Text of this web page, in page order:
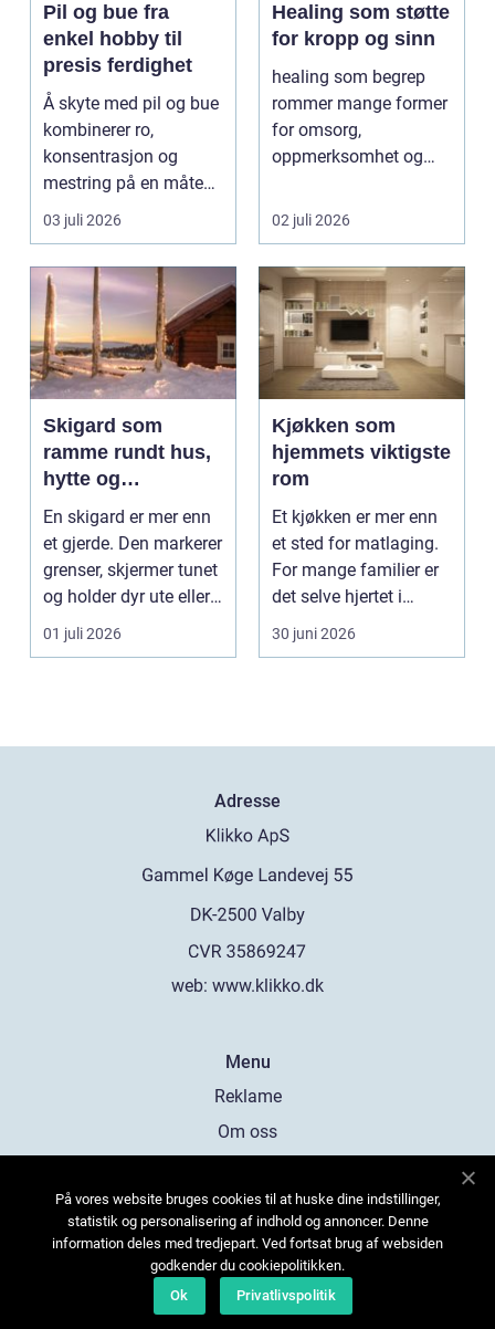
Pil og bue fra
enkel hobby til
presis ferdighet
Å skyte med pil og bue
kombinerer ro,
konsentrasjon og
mestring på en måte
få andre aktiviteter
gjør...
03 juli 2026
Healing som støtte
for kropp og sinn
healing som begrep
rommer mange former
for omsorg,
oppmerksomhet og
som mål å s...
02 juli 2026
Skigard som
ramme rundt hus,
hytte og
kulturlandskap
En skigard er mer enn
et gjerde. Den markerer
grenser, skjermer tunet
og holder dyr ute eller
inne, ...
01 juli 2026
Kjøkken som
hjemmets viktigste
rom
Et kjøkken er mer enn
et sted for matlaging.
For mange familier er
det selve hjertet i
boligen, romm...
30 juni 2026
Adresse
web: www.klikko.dk
Menu
Reklame
Om oss
Kontakt Oss
Sitemap
På vores website bruges cookies til at huske dine indstillinger,
statistik og personalisering af indhold og annoncer. Denne
information deles med tredjepart. Ved fortsat brug af websiden
godkender du cookiepolitikken.
Ok
Privatlivspolitik